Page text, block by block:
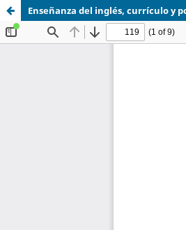
Enseñanza del inglés, currículo y